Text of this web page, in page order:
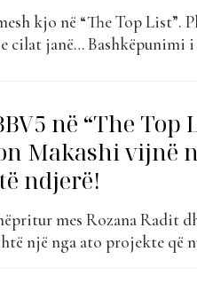
kjo në “The Top List”.
cilat janë… Bashkëpunimi
për...
në “The Top
Makashi vijnë
ndjerë!
mes Rozana Radit
një nga ato projekte që